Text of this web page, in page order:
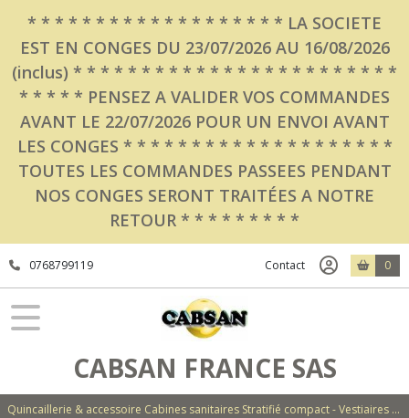
* * * * * * * * * * * * * * * * * * * LA SOCIETE
EST EN CONGES DU 23/07/2026 AU 16/08/2026
(inclus) * * * * * * * * * * * * * * * * * * * * * * * *
* * * * * PENSEZ A VALIDER VOS COMMANDES
AVANT LE 22/07/2026 POUR UN ENVOI AVANT
LES CONGES * * * * * * * * * * * * * * * * * * * *
TOUTES LES COMMANDES PASSEES PENDANT
NOS CONGES SERONT TRAITÉES A NOTRE
RETOUR * * * * * * * * *
0768799119 Contact 0
CABSAN FRANCE SAS
Quincaillerie & accessoire Cabines sanitaires Stratifié compact - Vestiaires - Casiers - Bancs - Equipements - Collectivités - Hôtellerie